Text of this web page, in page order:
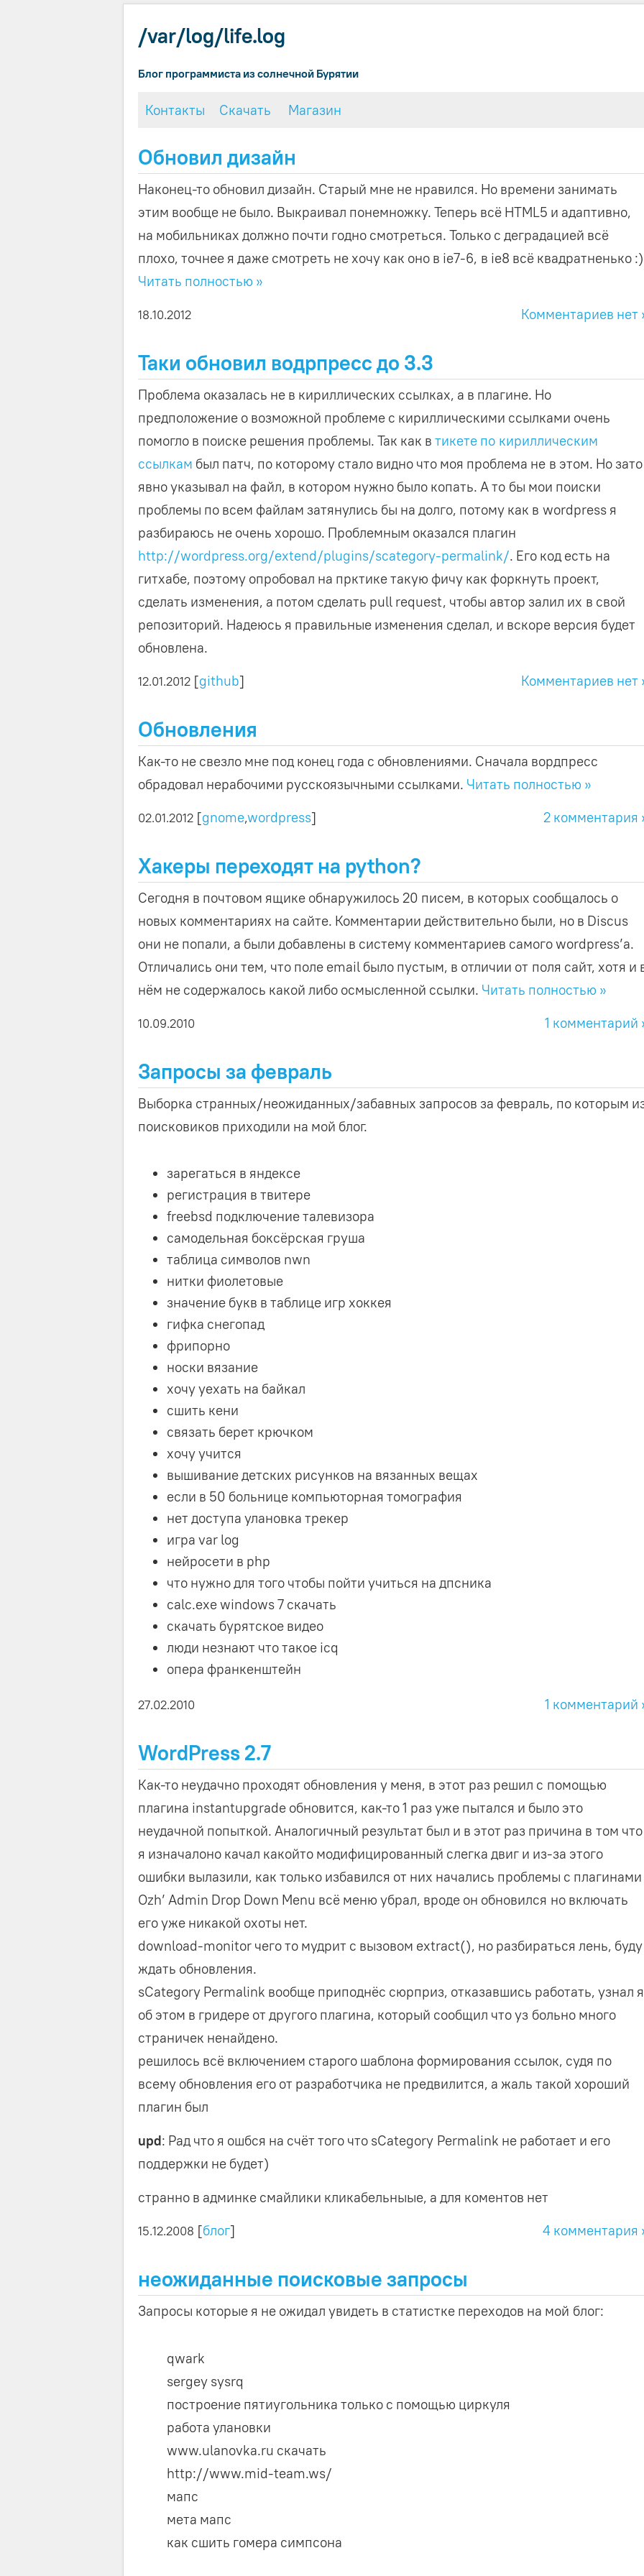
/var/log/life.log
Блог программиста из солнечной Бурятии
Контакты Скачать Магазин
Обновил дизайн
Наконец-то обновил дизайн. Старый мне не нравился. Но времени занимать
этим вообще не было. Выкраивал понемножку. Теперь всё HTML5 и адаптивно,
на мобильниках должно почти годно смотреться. Только с деградацией всё
плохо, точнее я даже смотреть не хочу как оно в ie7-6, в ie8 всё квадратненько
Читать полностью »
18.10.2012 Комментариев нет
Таки обновил водрпресс до 3.3
Проблема оказалась не в кириллических ссылках, а в плагине. Но
предположение о возможной проблеме с кириллическими ссылками очень
помогло в поиске решения проблемы. Так как втикете по кириллическим
ссылкам был патч, по которому стало видно что моя проблема не в этом. Но зато
явно указывал на файл, в котором нужно было копать. А то бы мои поиски
проблемы по всем файлам затянулись бы на долго, потому как в wordpress я
разбираюсь не очень хорошо. Проблемным оказался плагин
http://wordpress.org/extend/plugins/scategory-permalink/. Его код есть на
гитхабе, поэтому опробовал на прктике такую фичу как форкнуть проект,
сделать изменения, а потом сделать pull request, чтобы автор залил их в свой
репозиторий. Надеюсь я правильные изменения сделал, и вскоре версия будет
обновлена.
12.01.2012 [github] Комментариев нет
Обновления
Как-то не свезло мне под конец года с обновлениями. Сначала вордпресс
обрадовал нерабочими русскоязычными ссылками. Читать полностью »
02.01.2012 [gnome,wordpress] 2 комментария
Хакеры переходят на python?
Сегодня в почтовом ящике обнаружилось 20 писем, в которых сообщалось о
новых комментариях на сайте. Комментарии действительно были, но в Discus
они не попали, а были добавлены в систему комментариев самого wordpress’a.
Отличались они тем, что поле email было пустым, в отличии от поля сайт, хотя и
нём не содержалось какой либо осмысленной ссылки. Читать полностью »
10.09.2010 1 комментарий
Запросы за февраль
Выборка странных/неожиданных/забавных запросов за февраль, по которым
поисковиков приходили на мой блог.
зарегаться в яндексе
регистрация в твитере
freebsd подключение талевизора
самодельная боксёрская груша
таблица символов nwn
нитки фиолетовые
значение букв в таблице игр хоккея
гифка снегопад
фрипорно
носки вязание
хочу уехать на байкал
сшить кени
связать берет крючком
хочу учится
вышивание детских рисунков на вязанных вещах
если в 50 больнице компьюторная томография
нет доступа улановка трекер
игра var log
нейросети в php
что нужно для того чтобы пойти учиться на дпсника
calc.exe windows 7 скачать
скачать бурятское видео
люди незнают что такое icq
опера франкенштейн
27.02.2010 1 комментарий
WordPress 2.7
Как-то неудачно проходят обновления у меня, в этот раз решил с помощью
плагина instantupgrade обновится, как-то 1 раз уже пытался и было это
неудачной попыткой. Аналогичный результат был и в этот раз причина в том что
я изначалоно качал какойто модифицированный слегка двиг и из-за этого
ошибки вылазили, как только избавился от них начались проблемы с плагинами
Ozh’ Admin Drop Down Menu всё меню убрал, вроде он обновился но включать
его уже никакой охоты нет.
download-monitor чего то мудрит с вызовом extract(), но разбираться лень, буду
ждать обновления.
sCategory Permalink вообще приподнёс сюрприз, отказавшись работать, узнал я
об этом в гридере от другого плагина, который сообщил что уз больно много
страничек ненайдено.
решилось всё включением старого шаблона формирования ссылок, судя по
всему обновления его от разработчика не предвилится, а жаль такой хороший
плагин был
upd: Рад что я ошбся на счёт того что sCategory Permalink не работает и его
поддержки не будет)
странно в админке смайлики кликабельныые, а для коментов нет
15.12.2008 [блог] 4 комментария
неожиданные поисковые запросы
Запросы которые я не ожидал увидеть в статистке переходов на мой блог:
qwark
sergey sysrq
построение пятиугольника только с помощью циркуля
работа улановки
www.ulanovka.ru скачать
http://www.mid-team.ws/
мапс
мета мапс
как сшить гомера симпсона